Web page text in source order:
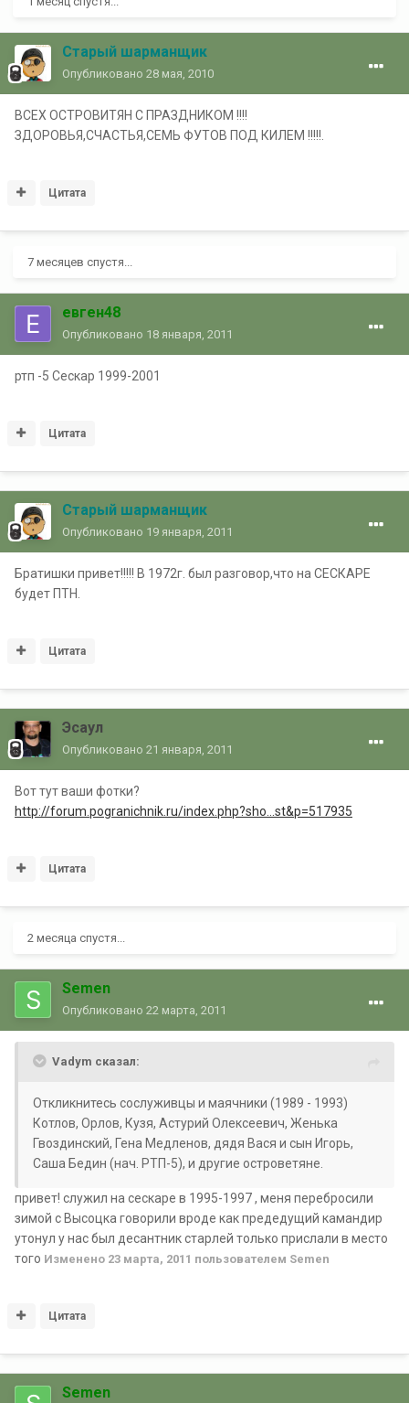
Старый шарманщик
Опубликовано 28 мая, 2010
ВСЕХ ОСТРОВИТЯН С ПРАЗДНИКОМ !!!!
ЗДОРОВЬЯ,СЧАСТЬЯ,СЕМЬ ФУТОВ ПОД КИЛЕМ !!!!!.
Цитата
7 месяцев спустя...
евген48
Опубликовано 18 января, 2011
ртп -5 Сескар 1999-2001
Цитата
Старый шарманщик
Опубликовано 19 января, 2011
Братишки привет!!!!! В 1972г. был разговор,что на СЕСКАРЕ
будет ПТН.
Цитата
Эсаул
Опубликовано 21 января, 2011
Вот тут ваши фотки?
http://forum.pogranichnik.ru/index.php?sho...st&p=517935
Цитата
2 месяца спустя...
Semen
Опубликовано 22 марта, 2011
Vadym сказал:
Откликнитесь сослуживцы и маячники (1989 - 1993)
Котлов, Орлов, Кузя, Астурий Олексеевич, Женька
Гвоздинский, Гена Медленов, дядя Вася и сын Игорь,
Саша Бедин (нач. РТП-5), и другие островетяне.
привет! служил на сескаре в 1995-1997 , меня перебросили
зимой с Высоцка говорили вроде как предедущий камандир
утонул у нас был десантник старлей только прислали в место
того Изменено 23 марта, 2011 пользователем Semen
Цитата
Semen